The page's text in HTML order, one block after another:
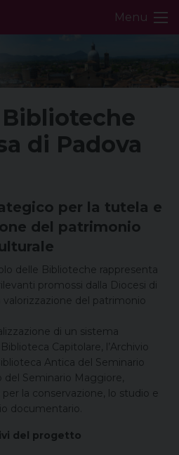
Menu
di Padova
per la tutela e
del patrimonio
delle Biblioteche rappresenta
promossi dalla Diocesi di
valorizzazione del patrimonio
di un sistema
Capitolare, l’Archivio
Antica del Seminario
del Seminario Maggiore,
la conservazione, lo studio e
documentario.
del progetto